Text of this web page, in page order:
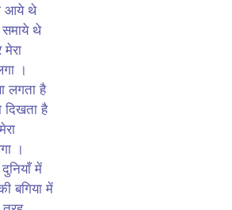
आये थे
समाये थे
।
लगता है
दिखता है
।
में
बगिया में